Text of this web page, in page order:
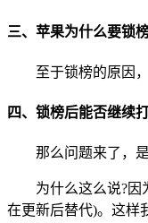
三、苹果为什么要锁
至于锁榜的原因
四、锁榜后能否继续
那么问题来了，
为什么这么说?
在更新后替代)。这样